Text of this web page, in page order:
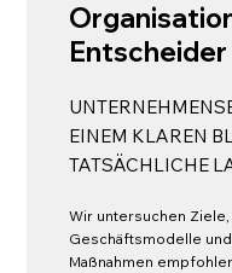
Entscheider
EINEM KLAREN
TATSÄCHLICHE
Wir untersuchen
Geschäftsmodelle
Maßnahmen